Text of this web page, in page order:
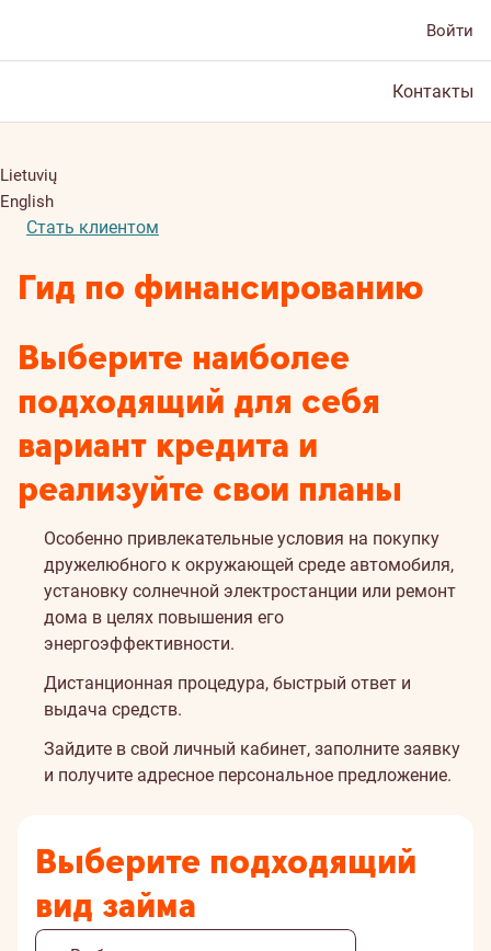
Войти
Контакты
Lietuvių
English
Стать клиентом
Гид по финансированию
Выберите наиболее
подходящий для себя
вариант кредита и
реализуйте свои планы
Особенно привлекательные условия на покупку
дружелюбного к окружающей среде автомобиля,
установку солнечной электростанции или ремонт
дома в целях повышения его
энергоэффективности.
Дистанционная процедура, быстрый ответ и
выдача средств.
Зайдите в свой личный кабинет, заполните заявку
и получите адресное персональное предложение.
Выберите подходящий
вид займа